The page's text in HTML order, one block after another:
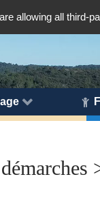
allowing all third-